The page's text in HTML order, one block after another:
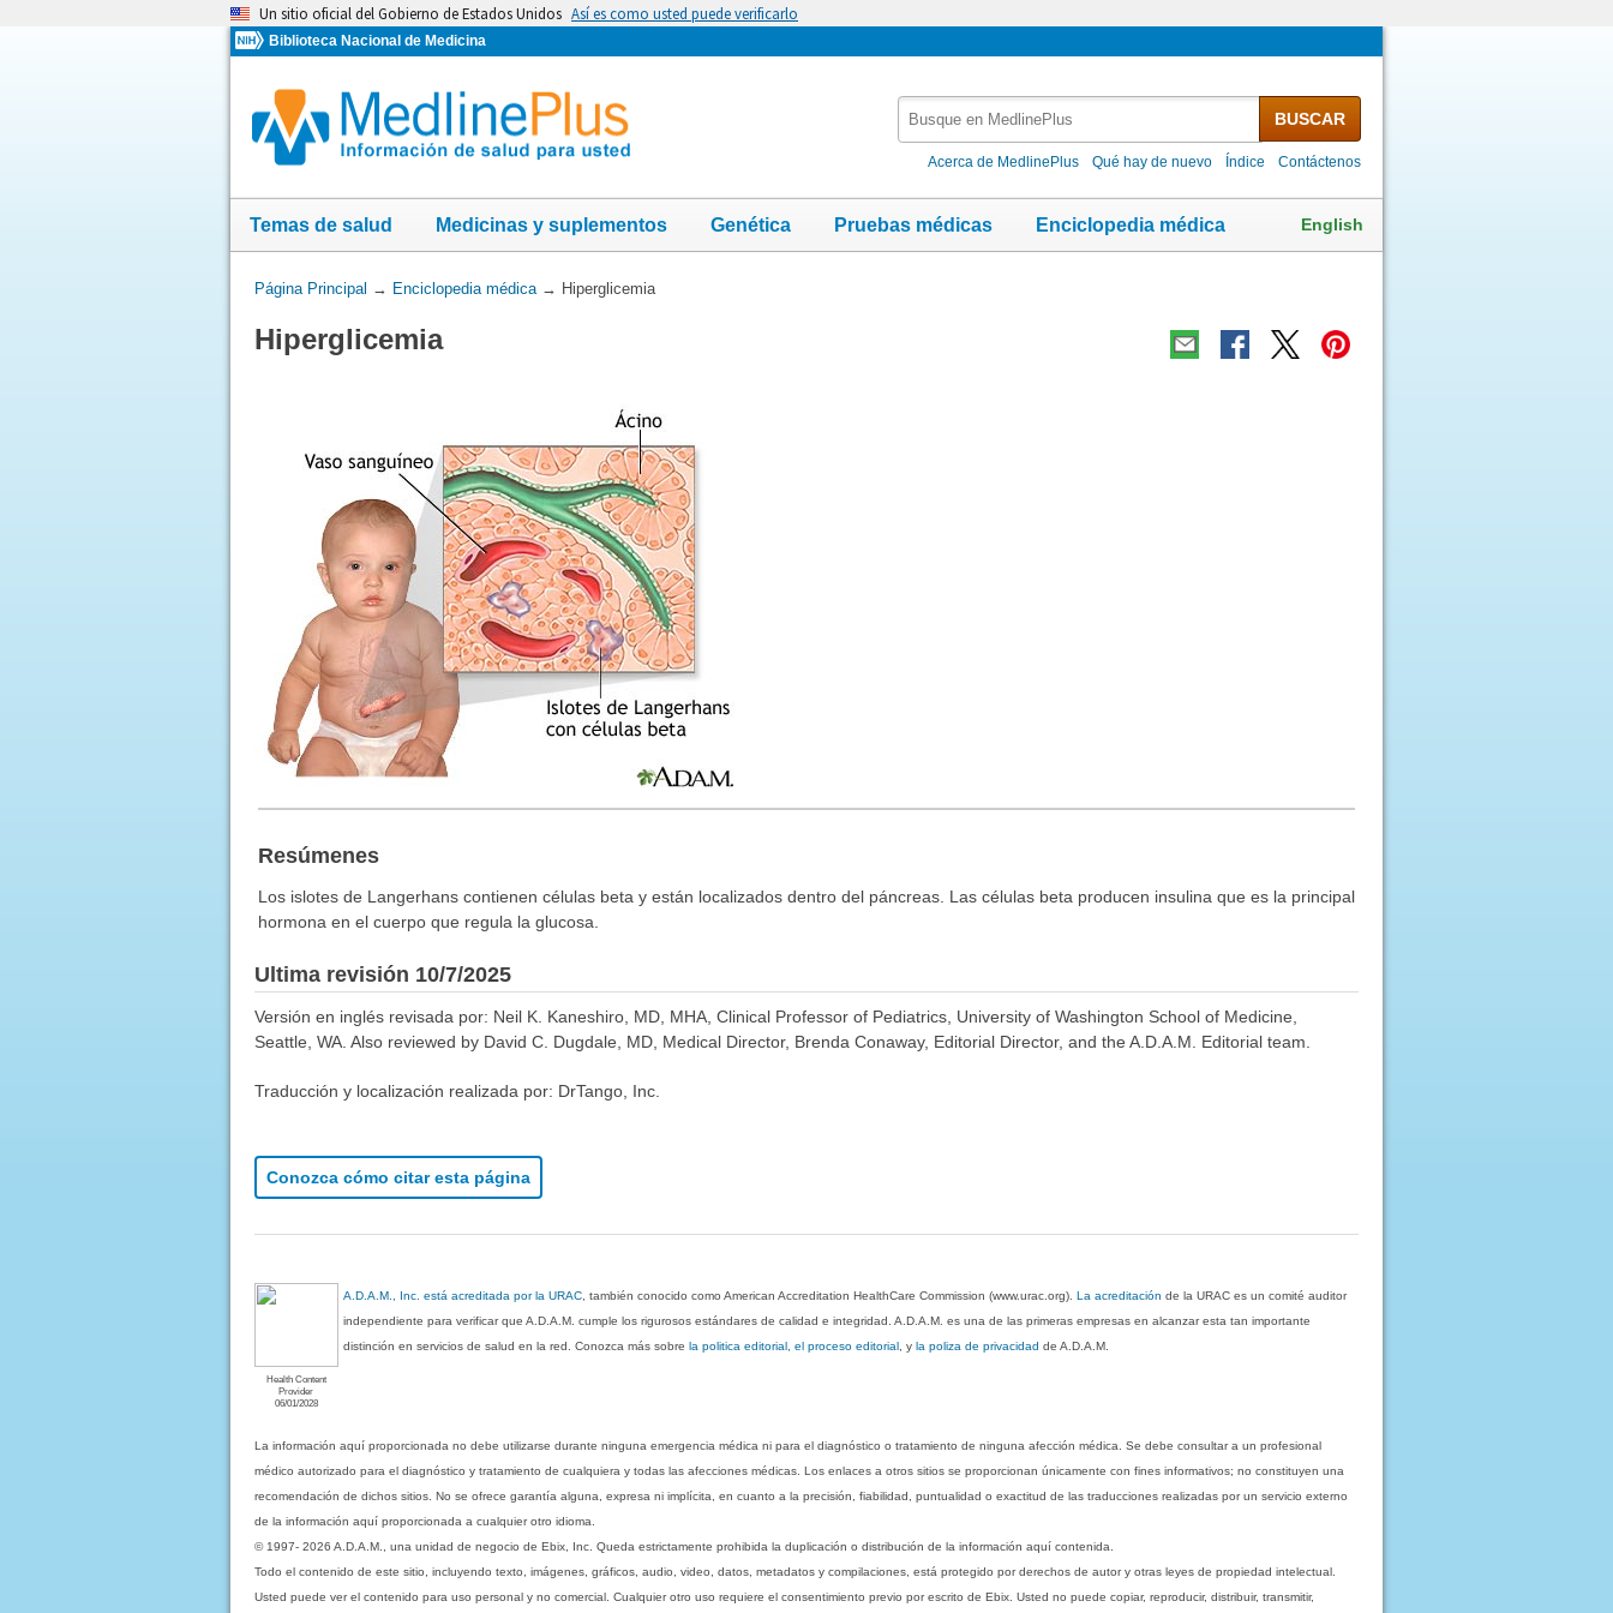
Un sitio oficial del Gobierno de Estados Unidos Así es como usted puede verificarlo
Biblioteca Nacional de Medicina
MedlinePlus
BUSCAR
Acerca de MedlinePlus Qué hay de nuevo Índice Contáctenos
Temas de salud Medicinas y suplementos Genética Pruebas médicas Enciclopedia médica English
Usted
aquí:
Página Principal → Enciclopedia médica→ Hiperglicemia
Hiperglicemia
Resúmenes
Los islotes de Langerhans contienen células beta y están localizados dentro del páncreas. Las células beta producen insulina que es la principal
hormona en el cuerpo que regula la glucosa.
Ultima revisión 10/7/2025
Versión en inglés revisada por: Neil K. Kaneshiro, MD, MHA, Clinical Professor of Pediatrics, University of Washington School of Medicine,
Seattle, WA. Also reviewed by David C. Dugdale, MD, Medical Director, Brenda Conaway, Editorial Director, and the A.D.A.M. Editorial team.
Traducción y localización realizada por: DrTango, Inc.
Conozca cómo citar esta página
Health Content
Provider
06/01/2028
A.D.A.M., Inc. está acreditada por la URAC , también conocido como American Accreditation HealthCare Commission (www.urac.org).La acreditación de la URAC es un comité auditor
independiente para verificar que A.D.A.M. cumple los rigurosos estándares de calidad e integridad. A.D.A.M. es una de las primeras empresas en alcanzar esta tan importante
distinción en servicios de salud en la red. Conozca más sobrela politica editorial, el proceso editorial , yla poliza de privacidad de A.D.A.M.
La información aquí proporcionada no debe utilizarse durante ninguna emergencia médica ni para el diagnóstico o tratamiento de ninguna afección médica. Se debe consultar a un profesional
médico autorizado para el diagnóstico y tratamiento de cualquiera y todas las afecciones médicas. Los enlaces a otros sitios se proporcionan únicamente con fines informativos; no constituyen una
recomendación de dichos sitios. No se ofrece garantía alguna, expresa ni implícita, en cuanto a la precisión, fiabilidad, puntualidad o exactitud de las traducciones realizadas por un servicio externo
de la información aquí proporcionada a cualquier otro idioma.
© 1997- 2026 A.D.A.M., una unidad de negocio de Ebix, Inc. Queda estrictamente prohibida la duplicación o distribución de la información aquí contenida.
Todo el contenido de este sitio, incluyendo texto, imágenes, gráficos, audio, video, datos, metadatos y compilaciones, está protegido por derechos de autor y otras leyes de propiedad intelectual.
Usted puede ver el contenido para uso personal y no comercial. Cualquier otro uso requiere el consentimiento previo por escrito de Ebix. Usted no puede copiar, reproducir, distribuir, transmitir,